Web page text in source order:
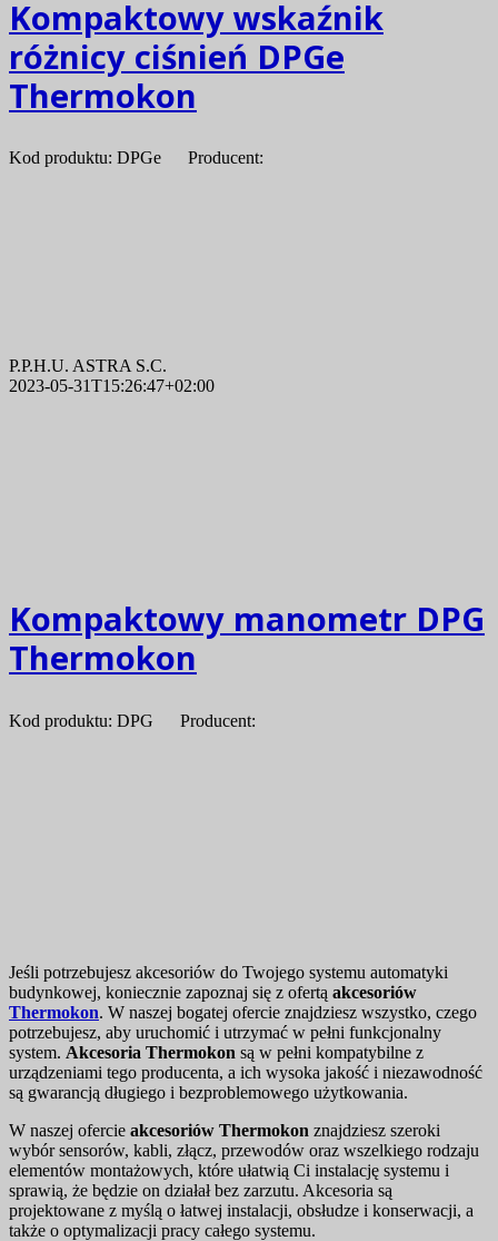
Kompaktowy wskaźnik
różnicy ciśnień DPGe
Thermokon
Kod produktu: DPGe Producent:
P.P.H.U. ASTRA S.C.
2023-05-31T15:26:47+02:00
Kompaktowy manometr DPG
Thermokon
Kod produktu: DPG Producent:
Jeśli potrzebujesz akcesoriów do Twojego systemu automatyki
budynkowej, koniecznie zapoznaj się z ofertą akcesoriów
Thermokon. W naszej bogatej ofercie znajdziesz wszystko, czego
potrzebujesz, aby uruchomić i utrzymać w pełni funkcjonalny
system. Akcesoria Thermokon są w pełni kompatybilne z
urządzeniami tego producenta, a ich wysoka jakość i niezawodność
są gwarancją długiego i bezproblemowego użytkowania.
W naszej ofercie akcesoriów Thermokon znajdziesz szeroki
wybór sensorów, kabli, złącz, przewodów oraz wszelkiego rodzaju
elementów montażowych, które ułatwią Ci instalację systemu i
sprawią, że będzie on działał bez zarzutu. Akcesoria są
projektowane z myślą o łatwej instalacji, obsłudze i konserwacji, a
także o optymalizacji pracy całego systemu.